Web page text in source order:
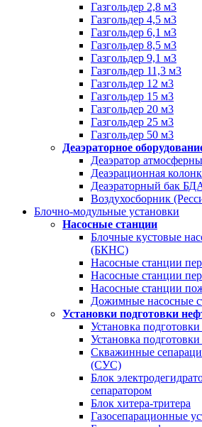
Газгольдер 2,8 м3
Газгольдер 4,5 м3
Газгольдер 6,1 м3
Газгольдер 8,5 м3
Газгольдер 9,1 м3
Газгольдер 11,3 м3
Газгольдер 12 м3
Газгольдер 15 м3
Газгольдер 20 м3
Газгольдер 25 м3
Газгольдер 50 м3
Деаэраторное
Деаэратор
Деаэрационная
Деаэраторный бак
Воздухосборник
Блочно-модульные установки
Насосные станции
Блочные кустовые
(БКНС)
Насосные станции
Насосные станции
Насосные станции
Дожимные насосные
Установки подготовки
Установка
Установка
Скважинные
(СУС)
Блок
сепаратором
Блок хитера-тритера
Газосепарационные